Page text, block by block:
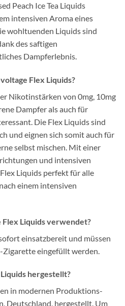
Peach Ice Tea Liquids
intensiven Aroma eines
wohltuenden Liquids sind
des saftigen
Dampferlebnis.
Flex Liquids?
Nikotinstärken von 0mg, 10mg
Dampfer als auch für
Die Flex Liquids sind
und eignen sich somit auch für
selbst mischen. Mit einer
und intensiven
Liquids perfekt für alle
einem intensiven
Liquids verwendet?
einsatzbereit und müssen
Zigarette eingefüllt werden.
hergestellt?
in modernen Produktions-
Deutschland, hergestellt. Um